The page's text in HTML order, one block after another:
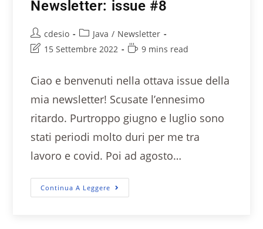
Newsletter: issue #8
cdesio Java / Newsletter
15 Settembre 2022
9 mins read
Ciao e benvenuti nella ottava issue della
mia newsletter! Scusate l’ennesimo
ritardo. Purtroppo giugno e luglio sono
stati periodi molto duri per me tra
lavoro e covid. Poi ad agosto…
Continua A Leggere